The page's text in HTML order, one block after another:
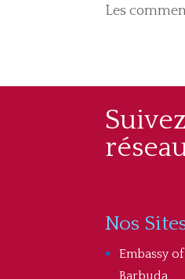
Les
Nos
Embassy
Barbuda